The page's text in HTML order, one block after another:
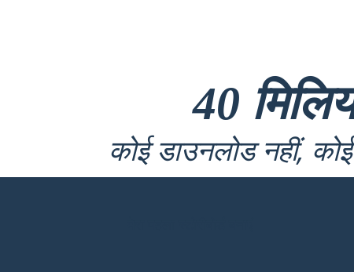
40
कोई डाउनलोड नहीं,